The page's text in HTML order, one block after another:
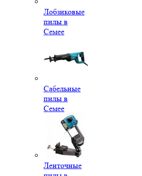
Лобзиковые
пилы в
Семее
Сабельные
пилы в
Семее
Ленточные